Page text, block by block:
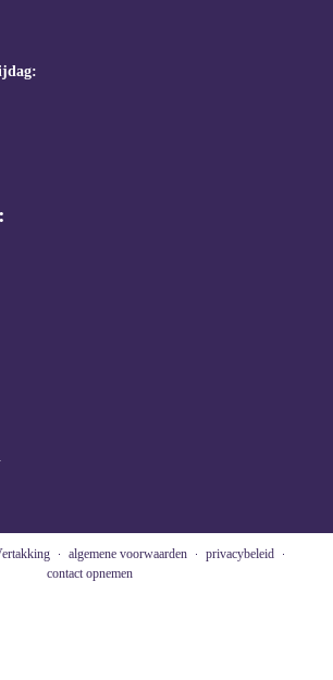
algemene voorwaarden
privacybeleid
contact opnemen